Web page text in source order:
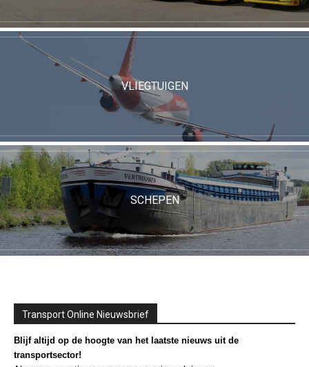
VLIEGTUIGEN
SCHEPEN
Transport Online Nieuwsbrief
Blijf altijd op de hoogte van het laatste nieuws uit de
transportsector!